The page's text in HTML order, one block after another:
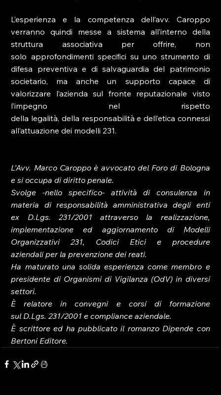
L’esperienza e la competenza dell’avv. Caroppo
verranno quindi messe a sistema all’interno della
struttura associativa per offrire, non
solo approfondimenti specifici su uno strumento di
difesa preventiva e di salvaguardia del patrimonio
societario, ma anche un supporto capace di
valorizzare l’azienda sul fronte reputazionale visto
l’impegno nel rispetto
della legalità, della responsabilità e dell’etica connessi
all’attuazione dei modelli 231.
L’Avv. Marco Caroppo è avvocato del Foro di Bologna
e si occupa di diritto penale.
Svolge -nello specifico- attività di consulenza in
materia di responsabilità amministrativa degli enti
ex D.Lgs. 231/2001 attraverso la realizzazione,
implementazione ed aggiornamento di Modelli
Organizzativi 231, Codici Etici e procedure
aziendali per la prevenzione dei reati.
Ha maturato una solida esperienza come membro e
presidente di Organismi di Vigilanza (OdV) in diversi
settori.
È relatore in convegni e corsi di formazione
sul D.Lgs. 231/2001 e compliance aziendale.
È scrittore ed ha pubblicato il romanzo Dipende con
Bertoni Editore.